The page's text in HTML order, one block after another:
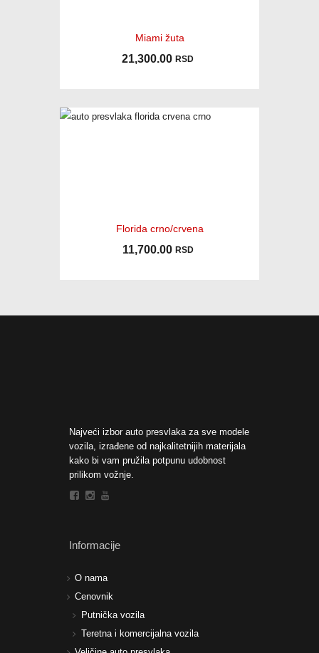
Miami žuta
21,300.00 RSD
Florida crno/crvena
11,700.00 RSD
Najveći izbor auto presvlaka za sve modele
vozila, izrađene od najkalitetnijih materijala
kako bi vam pružila potpunu udobnost
prilikom vožnje.
Informacije
O nama
Cenovnik
Putnička vozila
Teretna i komercijalna vozila